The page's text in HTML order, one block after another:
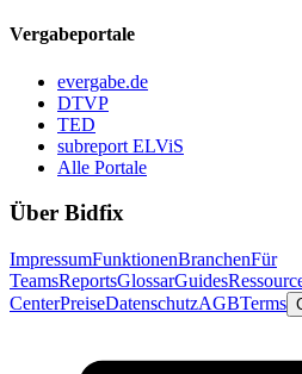
Vergabeportale
evergabe.de
DTVP
TED
subreport ELViS
Alle Portale
Über Bidfix
ImpressumFunktionenBranchenFür
TeamsReportsGlossarGuides
CenterPreiseDatenschutzAGBTerms